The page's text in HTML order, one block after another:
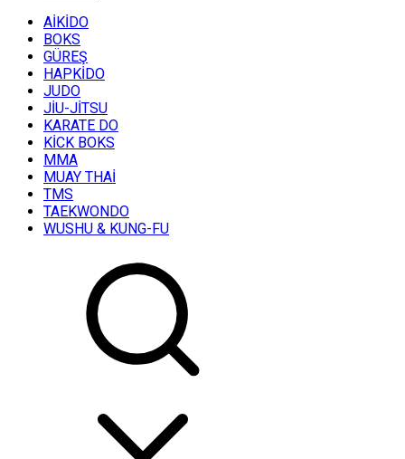
AİKİDO
BOKS
GÜREŞ
HAPKİDO
JUDO
JİU-JİTSU
KARATE DO
KİCK BOKS
MMA
MUAY THAİ
TMS
TAEKWONDO
WUSHU & KUNG-FU